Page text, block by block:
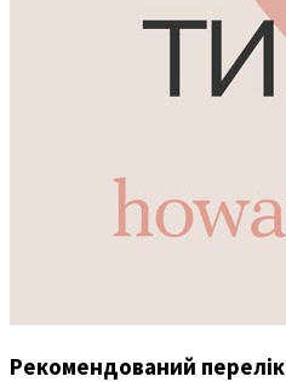
Рекомендований перелік